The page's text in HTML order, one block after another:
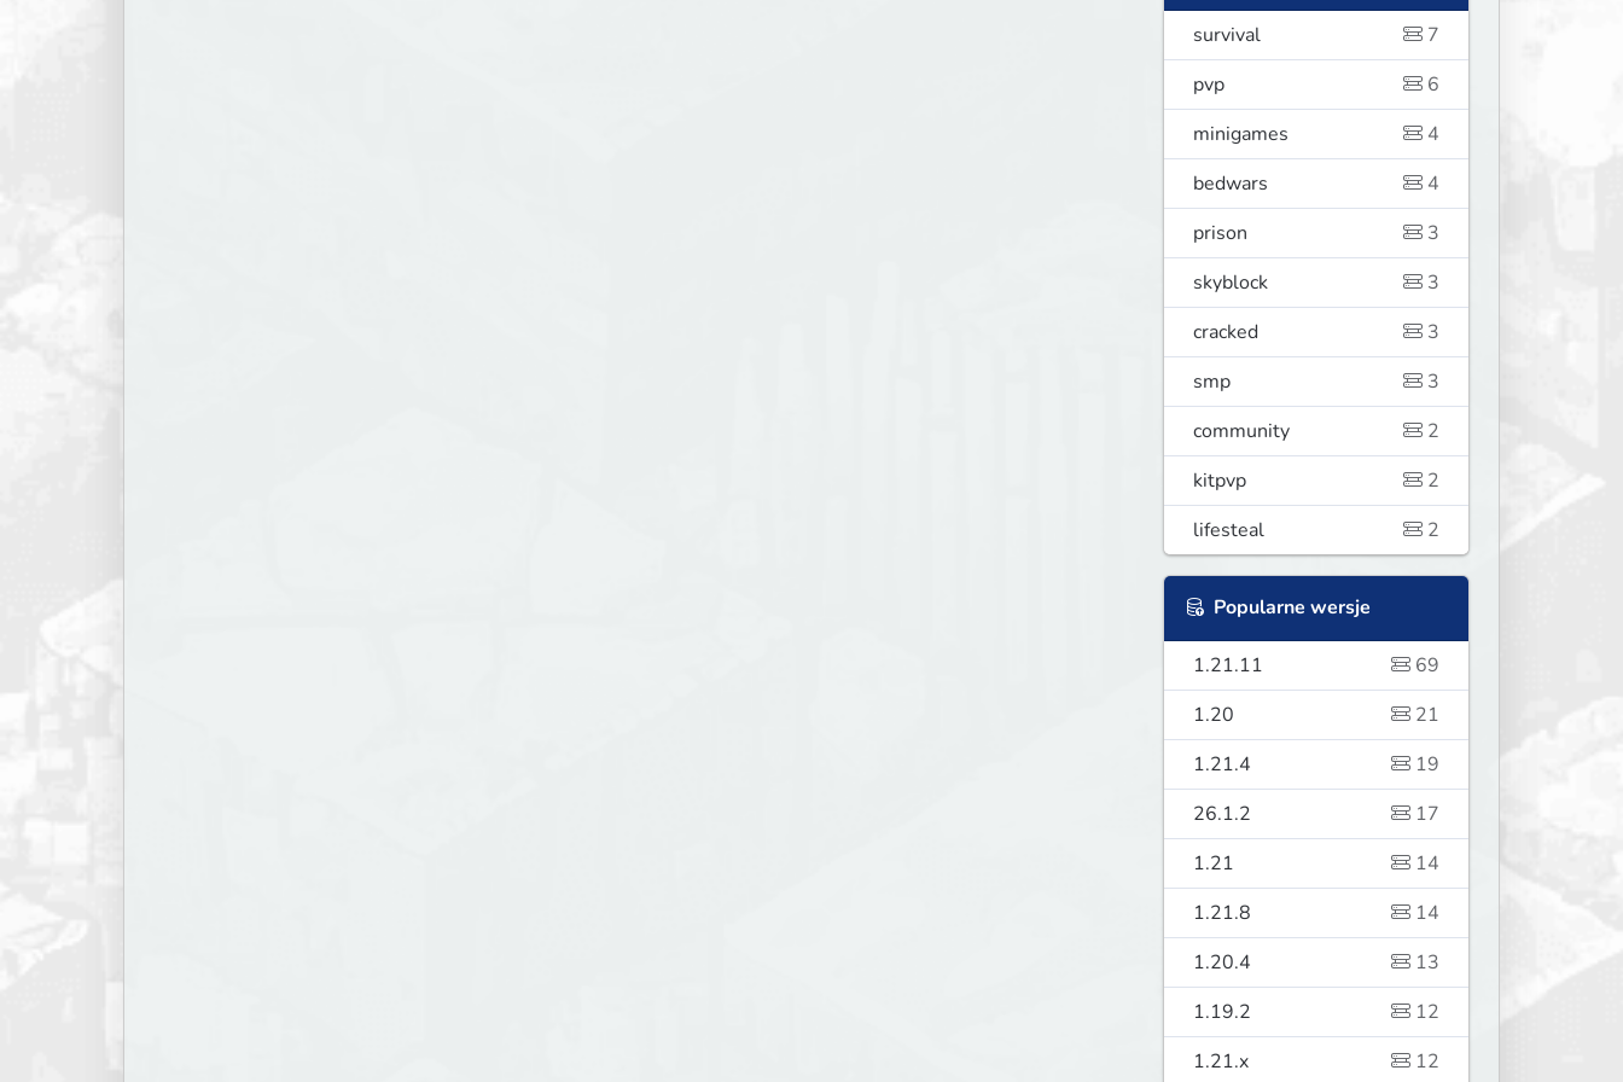
survival
7
pvp
6
minigames
4
bedwars
4
prison
3
skyblock
3
cracked
3
smp
3
community
2
kitpvp
2
lifesteal
2
Popularne wersje
1.21.11
69
1.20
21
1.21.4
19
26.1.2
17
1.21
14
1.21.8
14
1.20.4
13
1.19.2
12
1.21.x
12